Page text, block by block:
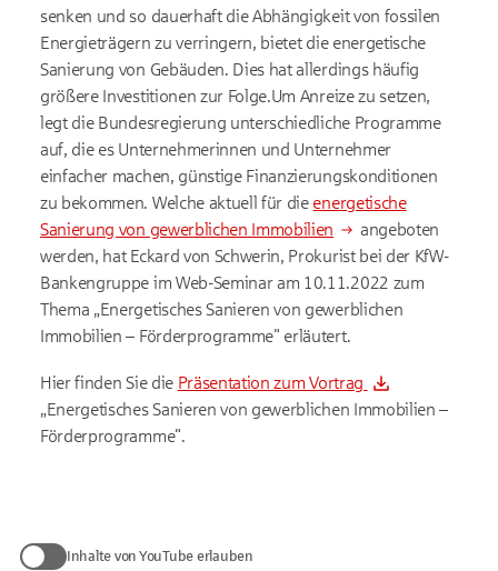
senken und so dauerhaft die Abhängigkeit von fossilen
Energieträgern zu verringern, bietet die energetische
Sanierung von Gebäuden. Dies hat allerdings häufig
größere Investitionen zur Folge.Um Anreize zu setzen,
legt die Bundesregierung unterschiedliche Programme
auf, die es Unternehmerinnen und Unternehmer
einfacher machen, günstige Finanzierungskonditionen
zu bekommen. Welche aktuell für die energetische
Sanierung von gewerblichen Immobilien
angeboten
werden, hat Eckard von Schwerin, Prokurist bei der KfW-
Bankengruppe im Web-Seminar am 10.11.2022 zum
Thema „Energetisches Sanieren von gewerblichen
Immobilien – Förderprogramme" erläutert.
Hier finden Sie die Präsentation zum Vortrag
„Energetisches Sanieren von gewerblichen Immobilien –
Förderprogramme".
Inhalte von YouTube erlauben
zum Anzeigen von YouTube-Videos